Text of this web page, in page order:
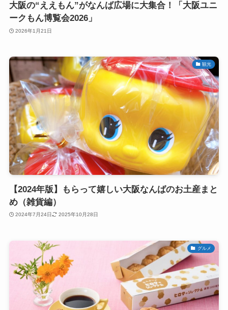
大阪の“ええもん”がなんば広場に大集合！「大阪ユニ
ークもん博覧会2026」
2026年1月21日
観光
【2024年版】もらって嬉しい大阪なんばのお土産まと
め（雑貨編）
2024年7月24日 2025年10月28日
グルメ